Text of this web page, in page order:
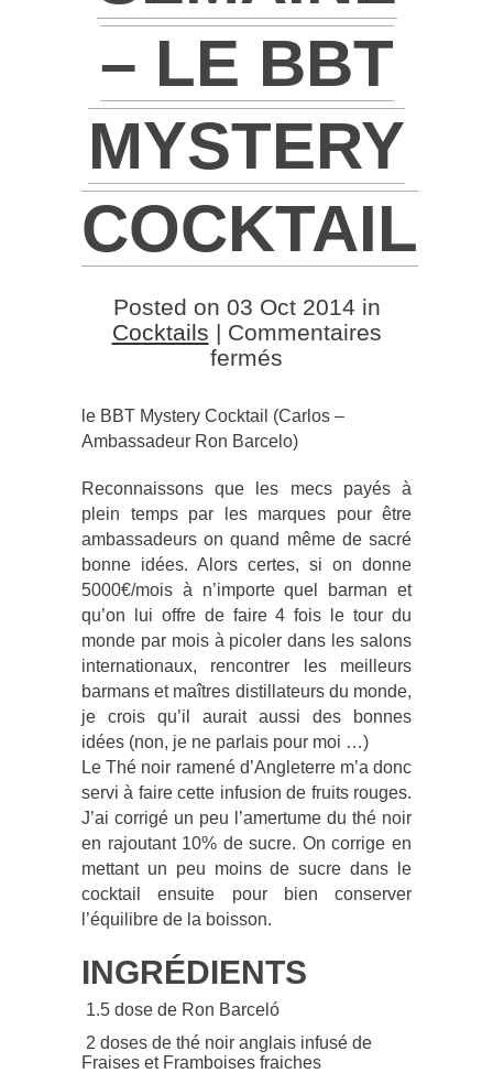
– LE BBT
MYSTERY
COCKTAIL
Posted on 03 Oct 2014 in
Cocktails | Commentaires
fermés
de
la
semaine
–
le
BBT
Mystery
Cocktail
le BBT Mystery Cocktail (Carlos –
Ambassadeur Ron Barcelo)
Reconnaissons que les mecs payés à
plein temps par les marques pour être
ambassadeurs on quand même de sacré
bonne idées. Alors certes, si on donne
5000€/mois à n’importe quel barman et
qu’on lui offre de faire 4 fois le tour du
monde par mois à picoler dans les salons
internationaux, rencontrer les meilleurs
barmans et maîtres distillateurs du monde,
je crois qu’il aurait aussi des bonnes
idées (non, je ne parlais pour moi …)
Le Thé noir ramené d’Angleterre m’a donc
servi à faire cette infusion de fruits rouges.
J’ai corrigé un peu l’amertume du thé noir
en rajoutant 10% de sucre. On corrige en
mettant un peu moins de sucre dans le
cocktail ensuite pour bien conserver
l’équilibre de la boisson.
INGRÉDIENTS
1.5 dose de Ron Barceló
2 doses de thé noir anglais infusé de
Fraises et Framboises fraiches